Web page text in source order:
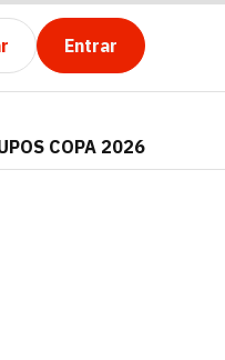
Entrar
COPA 2026